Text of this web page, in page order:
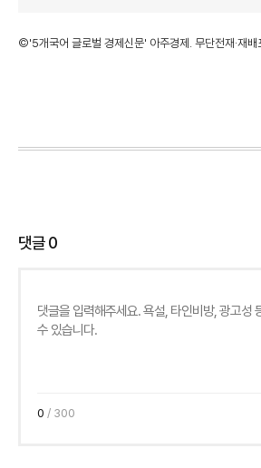
©'5개국어 글로벌 경제신문' 아주경제. 무단전재·재배
댓글0
0 / 300